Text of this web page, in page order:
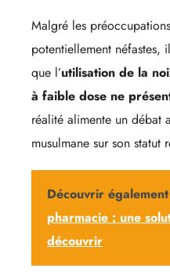
Malgré les
potentiellement néfastes,
que l’utilisation de la
à faible dose ne
réalité alimente un débat
musulmane sur son statut
Découvrir
pharmacie : une
découvrir